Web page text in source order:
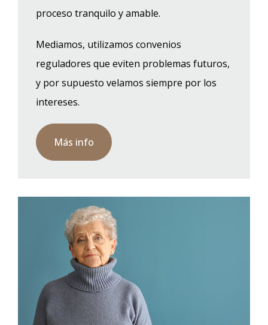
proceso tranquilo y amable.
Mediamos, utilizamos convenios
reguladores que eviten problemas futuros,
y por supuesto velamos siempre por los
intereses.
Más info